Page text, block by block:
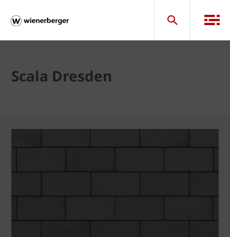
Scala Dresden